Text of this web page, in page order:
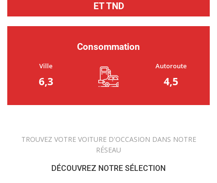
ET TND
Consommation
Ville
6,3
Autoroute
4,5
TROUVEZ VOTRE VOITURE D'OCCASION DANS NOTRE
RÉSEAU
DÉCOUVREZ NOTRE SÉLECTION